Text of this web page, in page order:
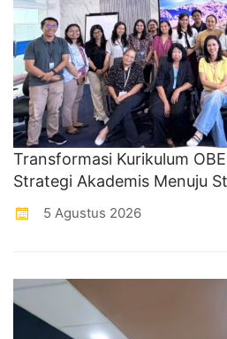
Transformasi Kurikulum
Strategi Akademis Menuju
5 Agustus 2026